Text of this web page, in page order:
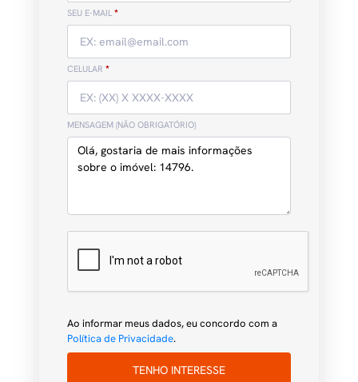
SEU E-MAIL *
CELULAR *
MENSAGEM (NÃO OBRIGATÓRIO)
Ao informar meus dados, eu concordo com a
Política de Privacidade.
TENHO INTERESSE